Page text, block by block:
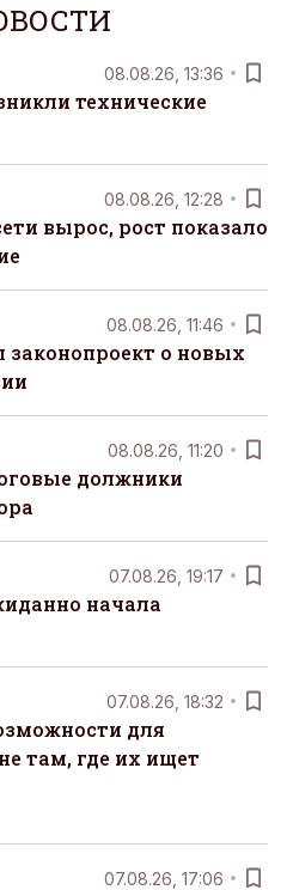
08.08.26, 13:36
технические
08.08.26, 12:28
вырос, рост показало
08.08.26, 11:46
о новых
08.08.26, 11:20
должники
07.08.26, 19:17
начала
07.08.26, 18:32
для
там, где их ищет
07.08.26, 17:06